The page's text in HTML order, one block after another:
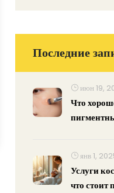
Последние
июн 19,
Что
янв 1,
Услуги
что стоит